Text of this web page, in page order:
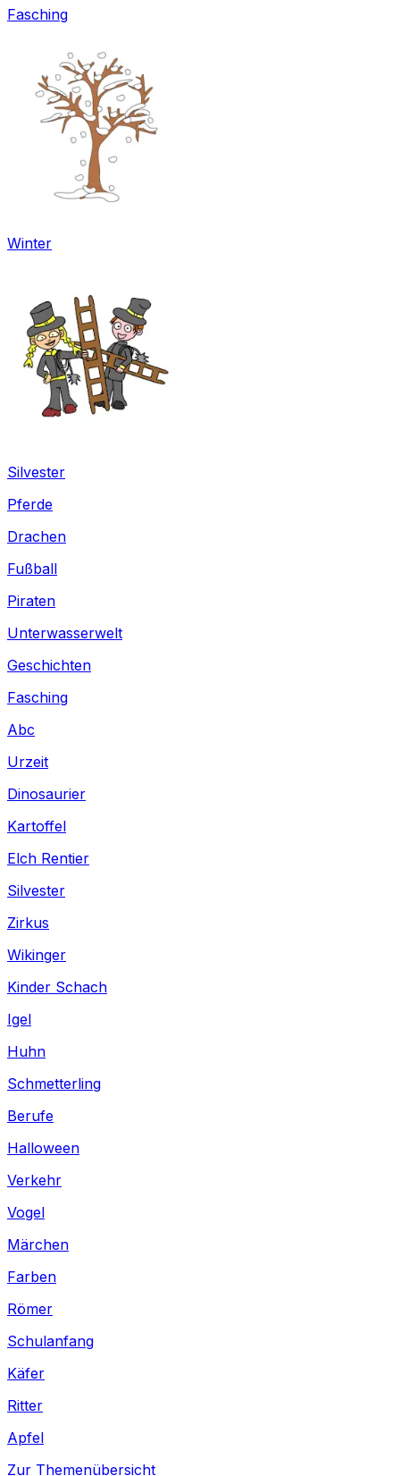
Fasching
Winter
Silvester
Pferde
Drachen
Fußball
Piraten
Unterwasserwelt
Geschichten
Fasching
Abc
Urzeit
Dinosaurier
Kartoffel
Elch Rentier
Silvester
Zirkus
Wikinger
Kinder Schach
Igel
Huhn
Schmetterling
Berufe
Halloween
Verkehr
Vogel
Märchen
Farben
Römer
Schulanfang
Käfer
Ritter
Apfel
Zur Themenübersicht